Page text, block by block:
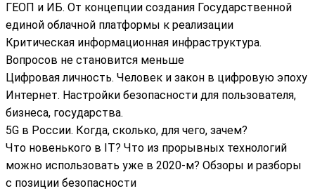
ГЕОП и ИБ. От концепции создания Государственной
единой облачной платформы к реализации
Критическая информационная инфраструктура.
Вопросов не становится меньше
Цифровая личность. Человек и закон в цифровую эпоху
Интернет. Настройки безопасности для пользователя,
бизнеса, государства.
5G в России. Когда, сколько, для чего, зачем?
Что новенького в IT? Что из прорывных технологий
можно использовать уже в 2020-м? Обзоры и разборы
с позиции безопасности